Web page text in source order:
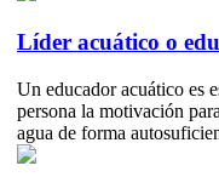
Líder acuático o
Un educador acuático es
persona la motivación
agua de forma